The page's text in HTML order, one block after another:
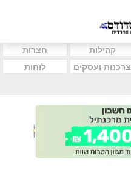
קהילות
חצרות
צרכנות ועסקים
לוחות